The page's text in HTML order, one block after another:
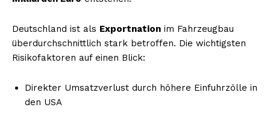
Deutschland ist als Exportnation im Fahrzeugbau
überdurchschnittlich stark betroffen. Die wichtigsten
Risikofaktoren auf einen Blick:
Direkter Umsatzverlust durch höhere Einfuhrzölle in
den USA